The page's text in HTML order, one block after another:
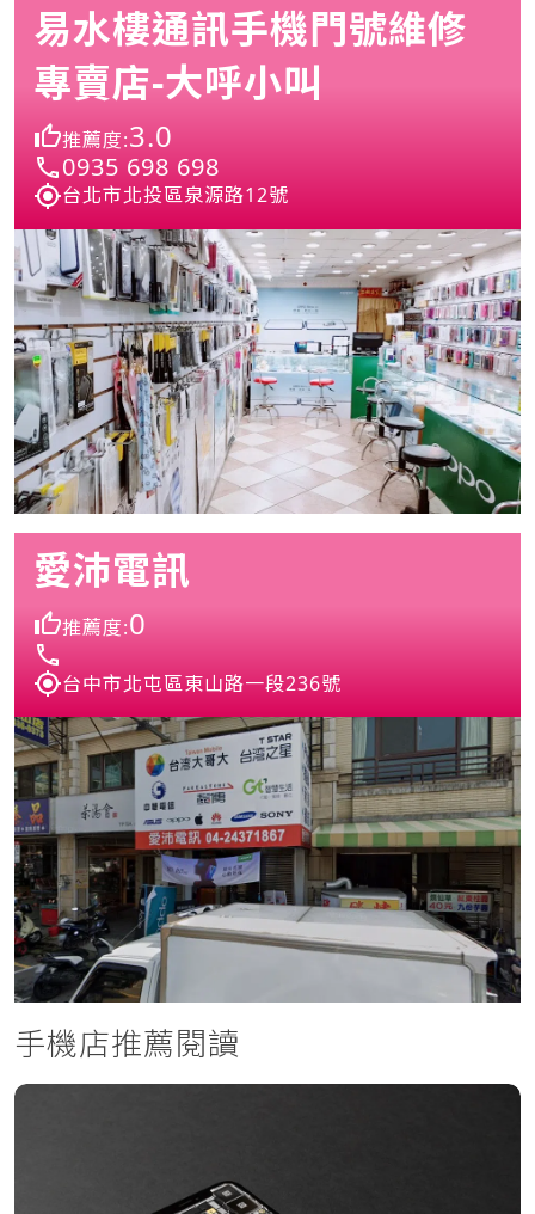
易水樓通訊手機門號維修
專賣店-大呼小叫
推薦度:3.0
0935 698 698
台北市北投區泉源路12號
愛沛電訊
推薦度:0
台中市北屯區東山路一段236號
手機店推薦閱讀